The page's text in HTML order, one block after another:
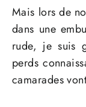
Mais lors de
dans une
rude, je suis
perds
camarades